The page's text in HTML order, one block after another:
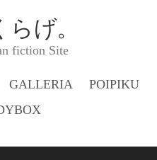
げ。
fiction Site
GALLERIA
POIPIKU